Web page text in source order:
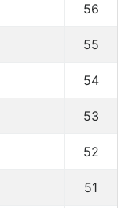
56
55
54
53
52
51